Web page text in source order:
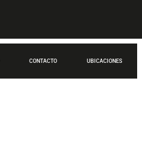
CONTACTO UBICACIONES